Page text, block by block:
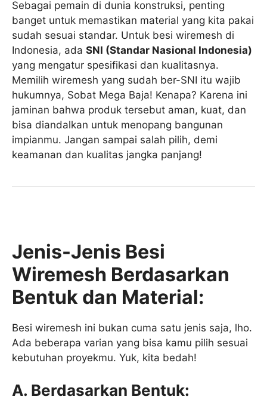
Sebagai pemain di dunia konstruksi, penting
banget untuk memastikan material yang kita pakai
sudah sesuai standar. Untuk besi wiremesh di
Indonesia, ada SNI (Standar Nasional Indonesia)
yang mengatur spesifikasi dan kualitasnya.
Memilih wiremesh yang sudah ber-SNI itu wajib
hukumnya, Sobat Mega Baja! Kenapa? Karena ini
jaminan bahwa produk tersebut aman, kuat, dan
bisa diandalkan untuk menopang bangunan
impianmu. Jangan sampai salah pilih, demi
keamanan dan kualitas jangka panjang!
Jenis-Jenis Besi
Wiremesh Berdasarkan
Bentuk dan Material:
Besi wiremesh ini bukan cuma satu jenis saja, lho.
Ada beberapa varian yang bisa kamu pilih sesuai
kebutuhan proyekmu. Yuk, kita bedah!
A. Berdasarkan Bentuk: